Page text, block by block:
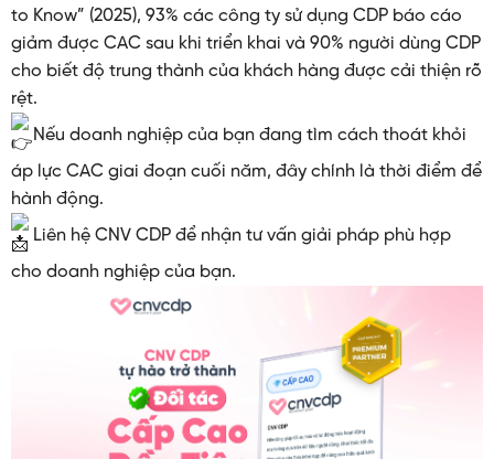
to Know” (2025), 93% các công ty sử dụng CDP báo cáo
giảm được CAC sau khi triển khai và 90% người dùng CDP
cho biết độ trung thành của khách hàng được cải thiện rõ
rệt.
Nếu doanh nghiệp của bạn đang tìm cách thoát khỏi
áp lực CAC giai đoạn cuối năm, đây chính là thời điểm để
hành động.
Liên hệ CNV CDP để nhận tư vấn giải pháp phù hợp
cho doanh nghiệp của bạn.